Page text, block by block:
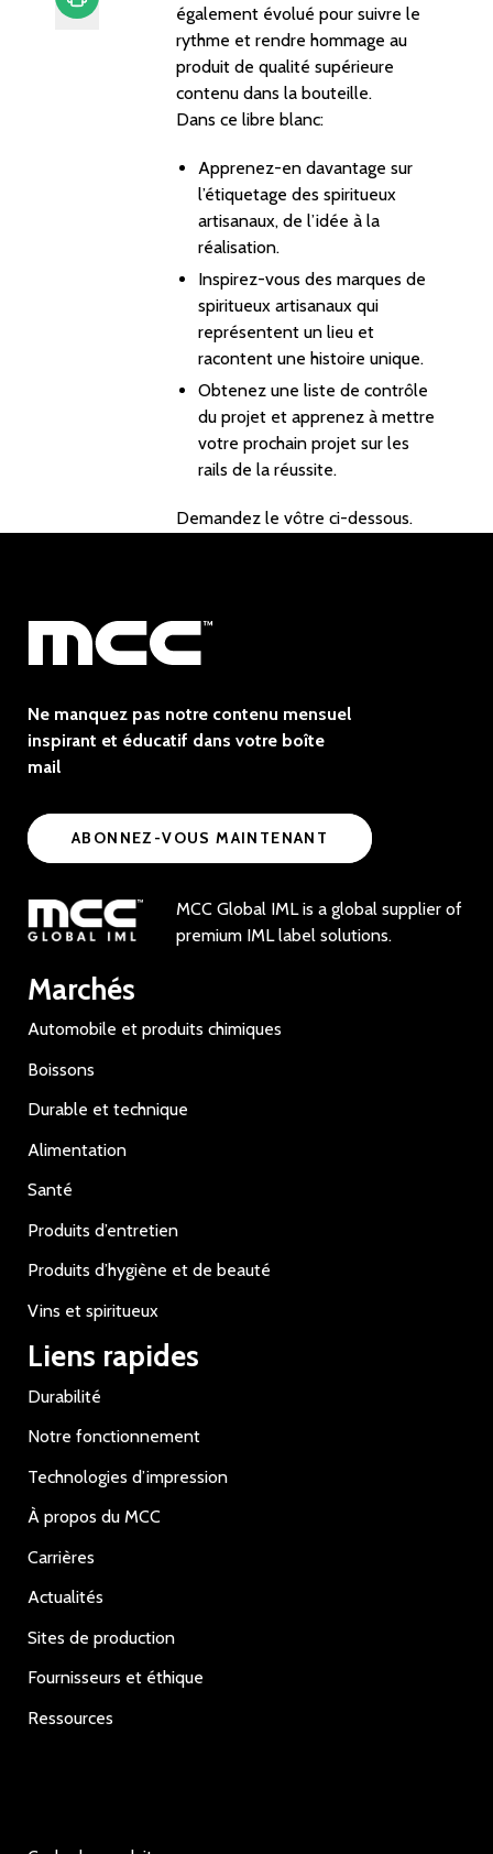
également évolué pour suivre le
rythme et rendre hommage au
produit de qualité supérieure
contenu dans la bouteille.
Dans ce libre blanc:
Apprenez-en davantage sur
l’étiquetage des spiritueux
artisanaux, de l’idée à la
réalisation.
Inspirez-vous des marques de
spiritueux artisanaux qui
représentent un lieu et
racontent une histoire unique.
Obtenez une liste de contrôle
du projet et apprenez à mettre
votre prochain projet sur les
rails de la réussite.
Demandez le vôtre ci-dessous.
Ne manquez pas notre contenu mensuel
inspirant et éducatif dans votre boîte
mail
ABONNEZ-VOUS MAINTENANT
MCC Global IML is a global supplier of
premium IML label solutions.
Marchés
Automobile et produits chimiques
Boissons
Durable et technique
Alimentation
Santé
Produits d’entretien
Produits d’hygiène et de beauté
Vins et spiritueux
Liens rapides
Durabilité
Notre fonctionnement
Technologies d’impression
À propos du MCC
Carrières
Actualités
Sites de production
Fournisseurs et éthique
Ressources